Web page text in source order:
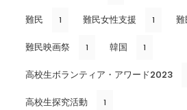
難民 1 難民女性支援 1 難
難民映画祭 1 韓国 1
高校生ボランティア・アワード2023
高校生探究活動 1